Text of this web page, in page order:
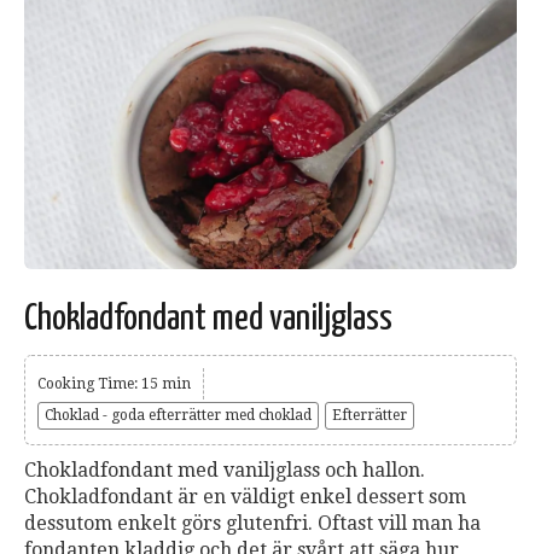
Chokladfondant med vaniljglass
Cooking Time: 15 min
Choklad - goda efterrätter med choklad
Efterrätter
Chokladfondant med vaniljglass och hallon.
Chokladfondant är en väldigt enkel dessert som
dessutom enkelt görs glutenfri. Oftast vill man ha